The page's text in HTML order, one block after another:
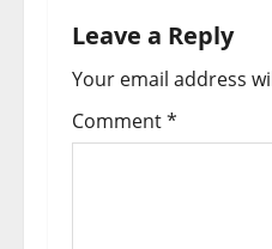
n
a
v
Leave a Reply
Your email address
Comment*